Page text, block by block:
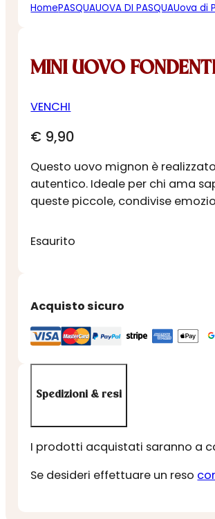
HomePASQUAUOVA DI PASQUAUova di
MINI UOVO
VENCHI
€ 9,90
Questo uovo mignon è
autentico. Ideale per chi ama
queste piccole, condivise
Esaurito
Acquisto sicuro
Spedizioni & resi
I prodotti acquistati saranno a
Se desideri effettuare un reso